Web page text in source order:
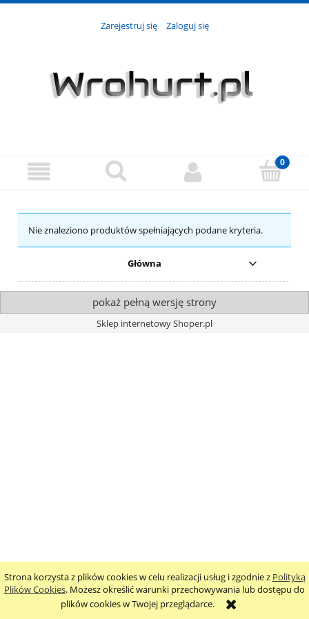
Strona korzysta z plików cookies w celu realizacji usług i zgodnie z Polityką
Plików Cookies. Możesz określić warunki przechowywania lub dostępu do
plików cookies w Twojej przeglądarce.
Zarejestruj się Zaloguj się
Nie znaleziono produktów spełniających podane kryteria.
Główna
pokaż pełną wersję strony
Sklep internetowy Shoper.pl